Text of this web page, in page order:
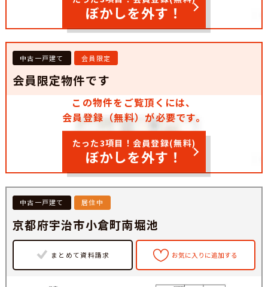
ぼかしを外す！
中古一戸建て 会員限定
会員限定物件です
この物件をご覧頂くには、
会員登録（無料）が必要です。
たった3項目！会員登録(無料)
ぼかしを外す！
中古一戸建て 居住中
京都府宇治市小倉町南堀池
まとめて資料請求 お気に入りに追加する